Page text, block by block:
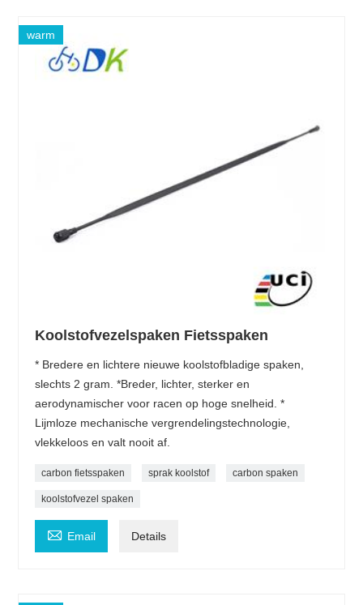
warm
Koolstofvezelspaken Fietsspaken
* Bredere en lichtere nieuwe koolstofbladige spaken,
slechts 2 gram. *Breder, lichter, sterker en
aerodynamischer voor racen op hoge snelheid. *
Lijmloze mechanische vergrendelingstechnologie,
vlekkeloos en valt nooit af.
carbon fietsspaken sprak koolstof carbon spaken
koolstofvezel spaken
 Email Details